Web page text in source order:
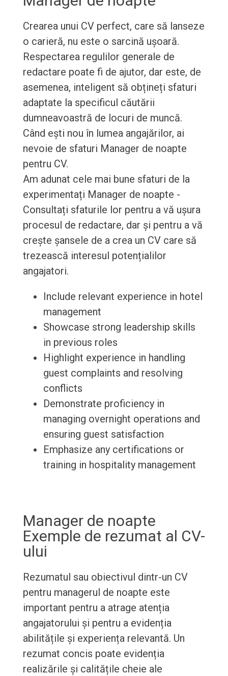
Crearea unui CV perfect, care să lanseze
o carieră, nu este o sarcină ușoară.
Respectarea regulilor generale de
redactare poate fi de ajutor, dar este, de
asemenea, inteligent să obțineți sfaturi
adaptate la specificul căutării
dumneavoastră de locuri de muncă.
Când ești nou în lumea angajărilor, ai
nevoie de sfaturi Manager de noapte
pentru CV.
Am adunat cele mai bune sfaturi de la
experimentați Manager de noapte -
Consultați sfaturile lor pentru a vă ușura
procesul de redactare, dar și pentru a vă
crește șansele de a crea un CV care să
trezească interesul potențialilor
angajatori.
Include relevant experience in hotel
management
Showcase strong leadership skills
in previous roles
Highlight experience in handling
guest complaints and resolving
conflicts
Demonstrate proficiency in
managing overnight operations and
ensuring guest satisfaction
Emphasize any certifications or
training in hospitality management
Manager de noapte
Exemple de rezumat al CV-
ului
Rezumatul sau obiectivul dintr-un CV
pentru managerul de noapte este
important pentru a atrage atenția
angajatorului și pentru a evidenția
abilitățile și experiența relevantă. Un
rezumat concis poate evidenția
realizările și calitățile cheie ale